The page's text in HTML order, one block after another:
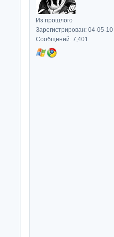
Из прошлого
Зарегистрирован: 04-05-10
Сообщений: 7,401